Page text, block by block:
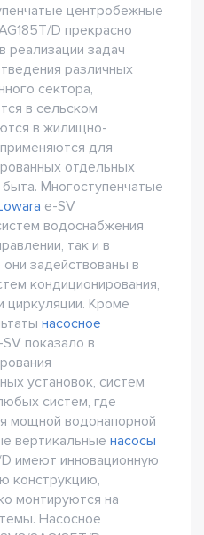
центробежные
D прекрасно
реализации задач
различных
сектора,
в сельском
в жилищно-
для
отдельных
Многоступенчатые
e-SV
водоснабжения
так и в
задействованы в
кондиционирования,
циркуляции. Кроме
насосное
показало в
установок, систем
систем, где
мощной водонапорной
вертикальные насосы
имеют инновационную
конструкцию,
монтируются на
Насосное